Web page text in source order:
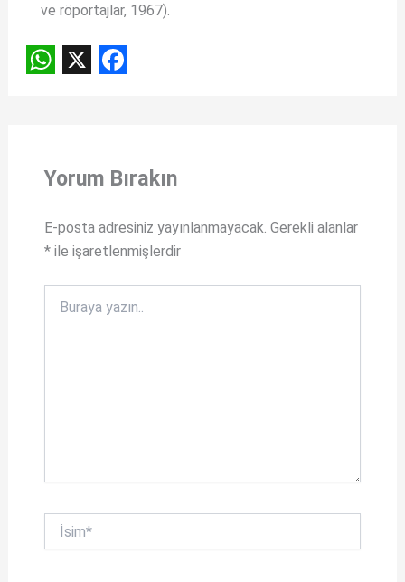
ve röportajlar, 1967).
e
o
o
k
Yorum Bırakın
E-posta adresiniz yayınlanmayacak. Gerekli alanlar
*ile işaretlenmişlerdir
yazın..
İsim*